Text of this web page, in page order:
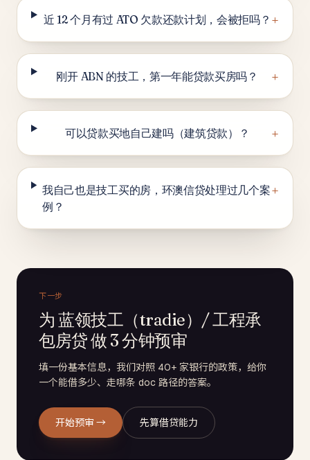
近 12 个月有过 ATO 欠款还款计划，会被拒吗？ +
刚开 ABN 的技工，第一年能贷款买房吗？ +
可以贷款买地自己建吗（建筑贷款）？ +
我自己也是技工买的房，环澳信贷处理过几个案
例？
+
下一步
为 蓝领技工（tradie）/ 工程承
包房贷 做 3 分钟预审
填一份基本信息，我们对照 40+ 家银行的政策，给你
一个能借多少、走哪条 doc 路径的答案。
开始预审 → 先算借贷能力